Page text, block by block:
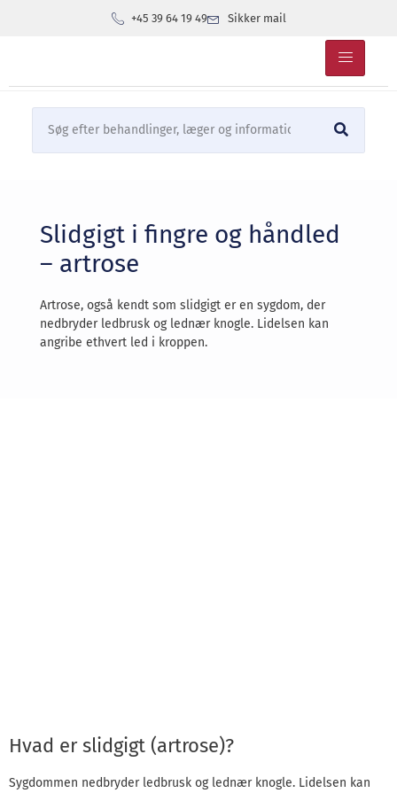
+45 39 64 19 49 Sikker mail
Slidgigt i fingre og håndled
– artrose
Artrose, også kendt som slidgigt er en sygdom, der
nedbryder ledbrusk og lednær knogle. Lidelsen kan
angribe ethvert led i kroppen.
Hvad er slidgigt (artrose)?
Sygdommen nedbryder ledbrusk og lednær knogle. Lidelsen kan